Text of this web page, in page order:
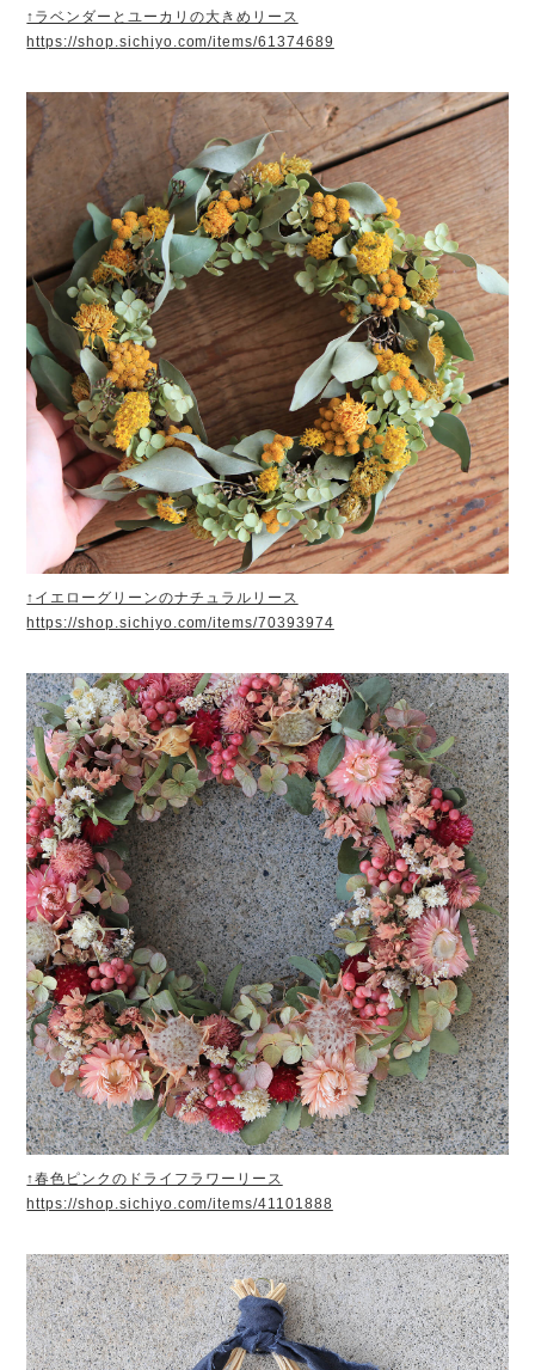
↑ラベンダーとユーカリの大きめリース
https://shop.sichiyo.com/items/61374689
↑イエローグリーンのナチュラルリース
https://shop.sichiyo.com/items/70393974
↑春色ピンクのドライフラワーリース
https://shop.sichiyo.com/items/41101888